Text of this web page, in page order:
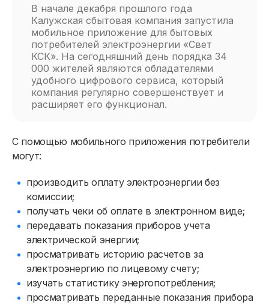
В начале декабря прошлого года
Калужская сбытовая компания запустила
мобильное приложение для бытовых
потребителей электроэнергии «Свет
КСК». На сегодняшний день порядка 34
000 жителей являются обладателями
удобного цифрового сервиса, который
компания регулярно совершенствует и
расширяет его функционал.
С помощью мобильного приложения потребители
могут:
производить оплату электроэнергии без
комиссии;
получать чеки об оплате в электронном виде;
передавать показания приборов учета
электрической энергии;
просматривать историю расчетов за
электроэнергию по лицевому счету;
изучать статистику энергопотребления;
просматривать переданные показания прибора